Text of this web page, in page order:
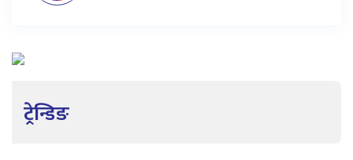
ट्रेन्डिङ